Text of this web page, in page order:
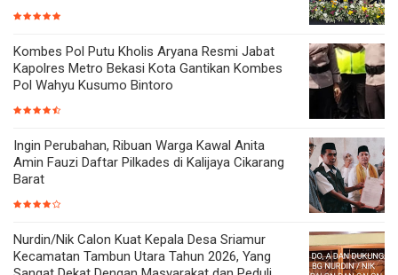
Kombes Pol Putu Kholis Aryana Resmi Jabat
Kapolres Metro Bekasi Kota Gantikan Kombes
Pol Wahyu Kusumo Bintoro
Ingin Perubahan, Ribuan Warga Kawal Anita
Amin Fauzi Daftar Pilkades di Kalijaya Cikarang
Barat
Nurdin/Nik Calon Kuat Kepala Desa Sriamur
Kecamatan Tambun Utara Tahun 2026, Yang